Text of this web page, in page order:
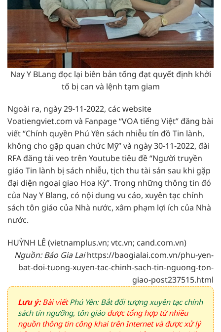
Nay Y BLang đọc lại biên bản tống đạt quyết định khởi
tố bị can và lệnh tạm giam
Ngoài ra, ngày 29-11-2022, các website
Voatiengviet.com và Fanpage “VOA tiếng Việt” đăng bài
viết “Chính quyền Phú Yên sách nhiễu tín đồ Tin lành,
không cho gặp quan chức Mỹ” và ngày 30-11-2022, đài
RFA đăng tải veo trên Youtube tiêu đề “Người truyền
giáo Tin lành bị sách nhiễu, tịch thu tài sản sau khi gặp
đại diện ngoại giao Hoa Kỳ”. Trong những thông tin đó
của Nay Y Blang, có nội dung vu cáo, xuyên tạc chính
sách tôn giáo của Nhà nước, xâm phạm lợi ích của Nhà
nước.
HUỲNH LÊ (vietnamplus.vn; vtc.vn; cand.com.vn)
Nguồn: Báo Gia Laihttps://baogialai.com.vn/phu-yen-
bat-doi-tuong-xuyen-tac-chinh-sach-tin-nguong-ton-
giao-post237515.html
Lưu ý:Bài viếtPhú Yên: Bắt đối tượng xuyên tạc chính
sách tín ngưỡng, tôn giáođược tổng hợp từ nhiều
nguồn thông tin công khai trên Internet và được xử lý